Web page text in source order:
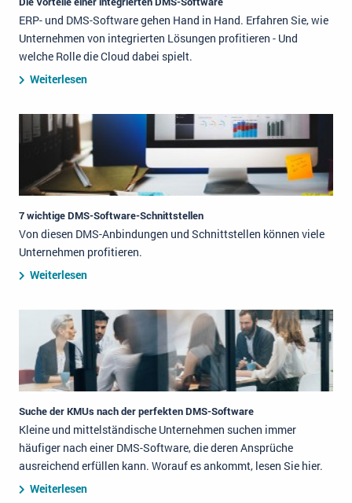
ERP- und DMS-Software gehen Hand in Hand. Erfahren Sie, wie
Unternehmen von integrierten Lösungen profitieren - Und
welche Rolle die Cloud dabei spielt.
Weiterlesen
7 wichtige DMS-Software-Schnittstellen
Von diesen DMS-Anbindungen und Schnittstellen können viele
Unternehmen profitieren.
Weiterlesen
Suche der KMUs nach der perfekten DMS-Software
Kleine und mittelständische Unternehmen suchen immer
häufiger nach einer DMS-Software, die deren Ansprüche
ausreichend erfüllen kann. Worauf es ankommt, lesen Sie hier.
Weiterlesen